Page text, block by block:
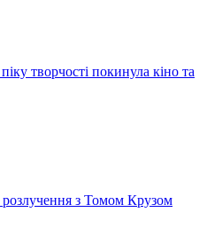
творчості покинула кіно та
з Томом Крузом